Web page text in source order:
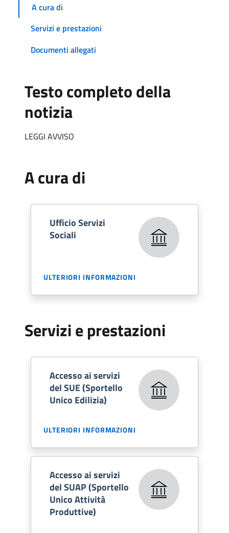
A cura di
Servizi e prestazioni
Documenti allegati
Testo completo della
notizia
LEGGI AVVISO
A cura di
Ufficio Servizi
Sociali
ULTERIORI INFORMAZIONI
Servizi e prestazioni
Accesso ai servizi
del SUE (Sportello
Unico Edilizia)
ULTERIORI INFORMAZIONI
Accesso ai servizi
del SUAP (Sportello
Unico Attività
Produttive)